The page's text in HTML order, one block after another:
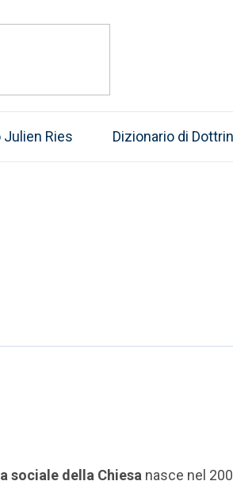
Ries Dizionario di
sociale della Chiesa nasce nel